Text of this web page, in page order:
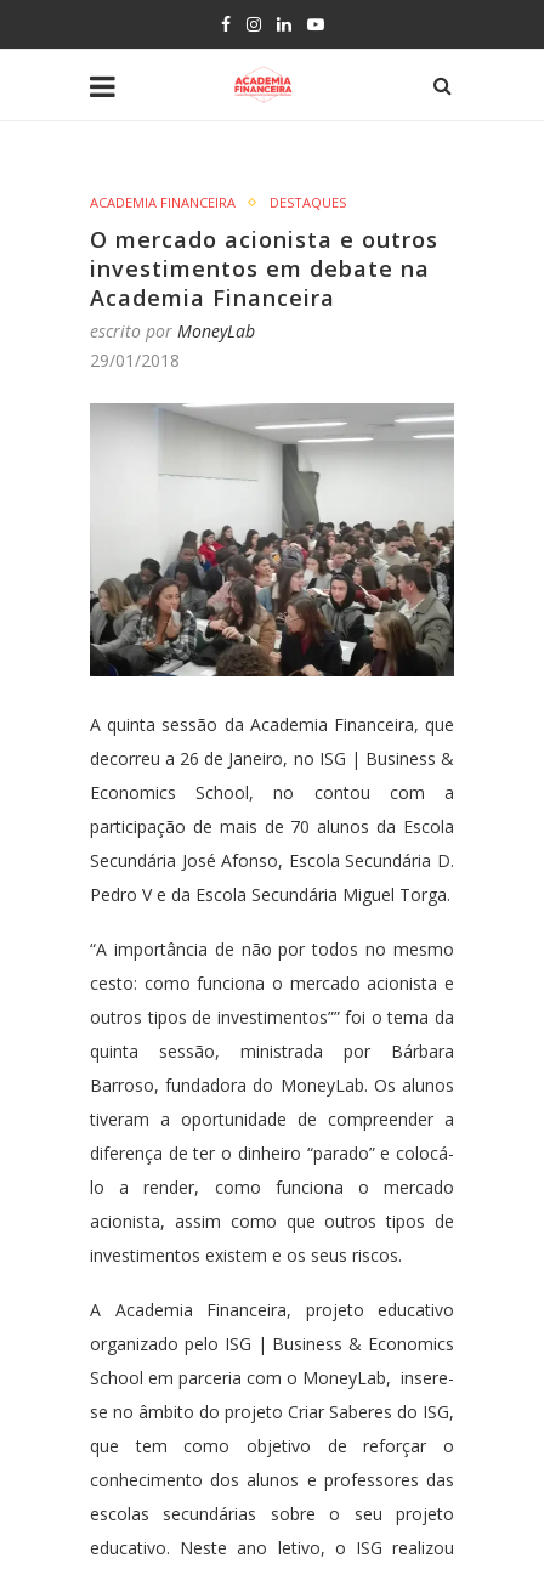
ACADEMIA FINANCEIRA DESTAQUES
O mercado acionista e outros
investimentos em debate na
Academia Financeira
escrito por MoneyLab
29/01/2018
A quinta sessão da Academia Financeira, que
decorreu a 26 de Janeiro, no ISG | Business &
Economics School, no contou com a
participação de mais de 70 alunos da Escola
Secundária José Afonso, Escola Secundária D.
Pedro V e da Escola Secundária Miguel Torga.
“A importância de não por todos no mesmo
cesto: como funciona o mercado acionista e
outros tipos de investimentos”” foi o tema da
quinta sessão, ministrada por Bárbara
Barroso, fundadora do MoneyLab. Os alunos
tiveram a oportunidade de compreender a
diferença de ter o dinheiro “parado” e colocá-
lo a render, como funciona o mercado
acionista, assim como que outros tipos de
investimentos existem e os seus riscos.
A Academia Financeira, projeto educativo
organizado pelo ISG | Business & Economics
School em parceria com o MoneyLab, insere-
se no âmbito do projeto Criar Saberes do ISG,
que tem como objetivo de reforçar o
conhecimento dos alunos e professores das
escolas secundárias sobre o seu projeto
educativo. Neste ano letivo, o ISG realizou